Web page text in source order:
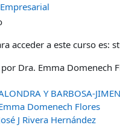
acceder a este curso es:
Dra. Emma Domenech
Y BARBOSA-
Domenech Flores
J Rivera Hernández